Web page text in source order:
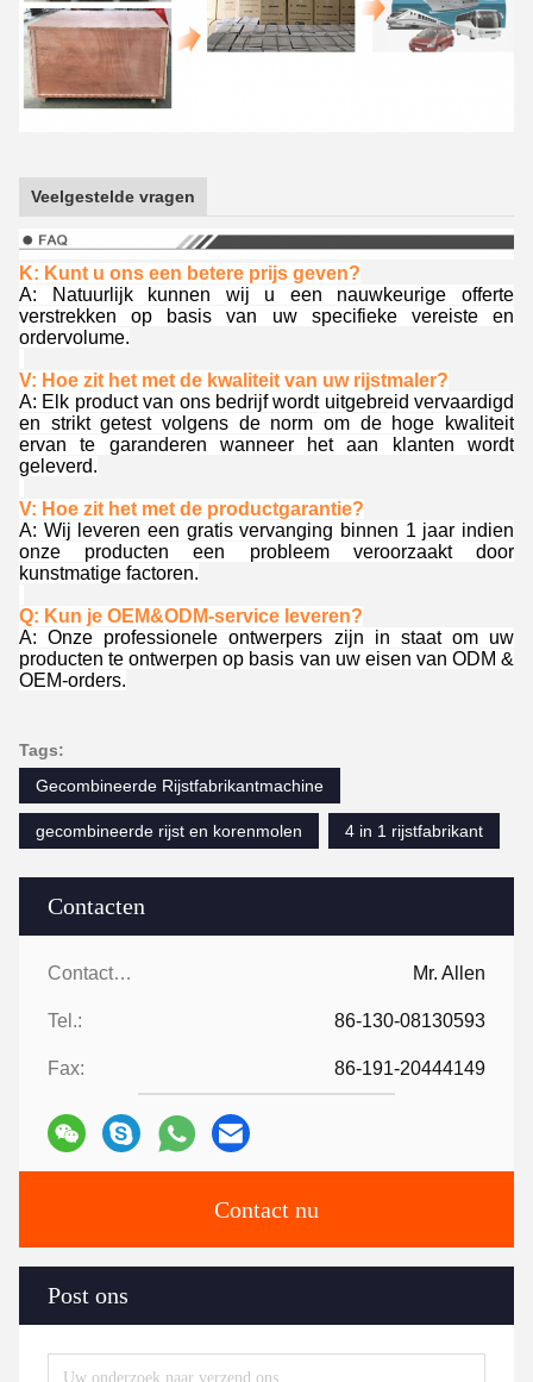
Contacten
Contacten: Mr. Allen
Tel.: 86-130-08130593
Fax: 86-191-20444149
Contact nu
Post ons
Veelgestelde vragen
K: Kunt u ons een betere prijs geven?
A: Natuurlijk kunnen wij u een nauwkeurige offerte
verstrekken op basis van uw specifieke vereiste en
ordervolume.
V: Hoe zit het met de kwaliteit van uw rijstmaler?
A: Elk product van ons bedrijf wordt uitgebreid vervaardigd
en strikt getest volgens de norm om de hoge kwaliteit
ervan te garanderen wanneer het aan klanten wordt
geleverd.
V: Hoe zit het met de productgarantie?
A: Wij leveren een gratis vervanging binnen 1 jaar indien
onze producten een probleem veroorzaakt door
kunstmatige factoren.
Q: Kun je OEM&ODM-service leveren?
A: Onze professionele ontwerpers zijn in staat om uw
producten te ontwerpen op basis van uw eisen van ODM &
OEM-orders.
Tags:
Gecombineerde Rijstfabrikantmachine
gecombineerde rijst en korenmolen 4 in 1 rijstfabrikant